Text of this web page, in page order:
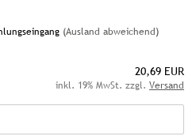
(Ausland abweichend)
20,69 EUR
inkl. 19% MwSt. zzgl. Versand